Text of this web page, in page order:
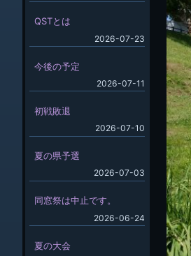
QSTとは
2026-07-23
今後の予定
2026-07-11
初戦敗退
2026-07-10
夏の県予選
2026-07-03
同窓祭は中止です。
2026-06-24
夏の大会